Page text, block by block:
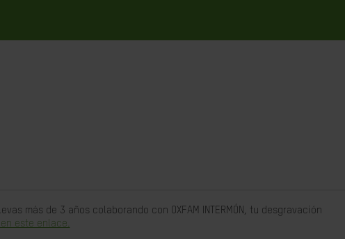
más de 3 años colaborando con OXFAM INTERMÓN, tu desgravación
este enlace.